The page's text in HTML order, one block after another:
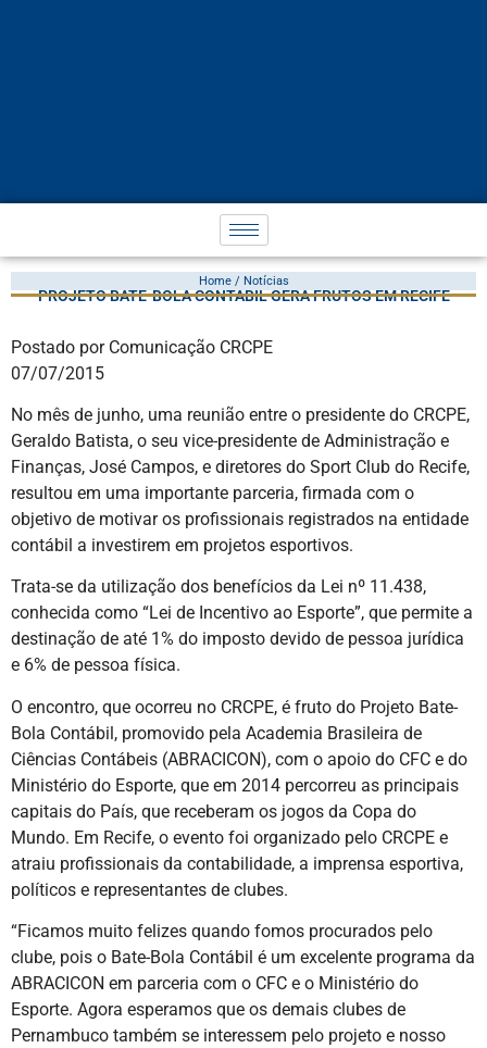
PROJETO BATE-BOLA CONTÁBIL GERA FRUTOS EM RECIFE
Home / Notícias
Postado por Comunicação CRCPE
07/07/2015
No mês de junho, uma reunião entre o presidente do CRCPE,
Geraldo Batista, o seu vice-presidente de Administração e
Finanças, José Campos, e diretores do Sport Club do Recife,
resultou em uma importante parceria, firmada com o
objetivo de motivar os profissionais registrados na entidade
contábil a investirem em projetos esportivos.
Trata-se da utilização dos benefícios da Lei nº 11.438,
conhecida como “Lei de Incentivo ao Esporte”, que permite a
destinação de até 1% do imposto devido de pessoa jurídica
e 6% de pessoa física.
O encontro, que ocorreu no CRCPE, é fruto do Projeto Bate-
Bola Contábil, promovido pela Academia Brasileira de
Ciências Contábeis (ABRACICON), com o apoio do CFC e do
Ministério do Esporte, que em 2014 percorreu as principais
capitais do País, que receberam os jogos da Copa do
Mundo. Em Recife, o evento foi organizado pelo CRCPE e
atraiu profissionais da contabilidade, a imprensa esportiva,
políticos e representantes de clubes.
“Ficamos muito felizes quando fomos procurados pelo
clube, pois o Bate-Bola Contábil é um excelente programa da
ABRACICON em parceria com o CFC e o Ministério do
Esporte. Agora esperamos que os demais clubes de
Pernambuco também se interessem pelo projeto e nosso